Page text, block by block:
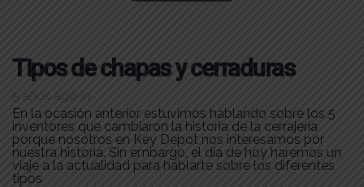
Tipos de chapas y cerraduras
5 años ago in
En la ocasión anterior estuvimos hablando sobre los 5
inventores que cambiaron la historia de la cerrajería
porque nosotros en Key Depot nos interesamos por
nuestra historia. Sin embargo, el día de hoy haremos un
viaje a la actualidad para hablarte sobre los diferentes
tipos